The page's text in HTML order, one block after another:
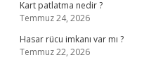
Kart patlatma nedir ?
Temmuz 24, 2026
Hasar rücu imkanı var mı ?
Temmuz 22, 2026